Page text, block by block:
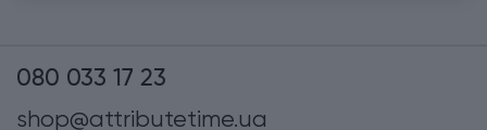
080 033 17 23
shop@attributetime.ua